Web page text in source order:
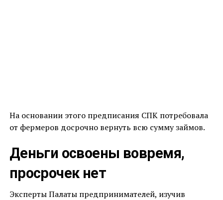
На основании этого предписания СПК потребовала
от фермеров досрочно вернуть всю сумму займов.
Деньги освоены вовремя,
просрочек нет
Эксперты Палаты предпринимателей, изучив